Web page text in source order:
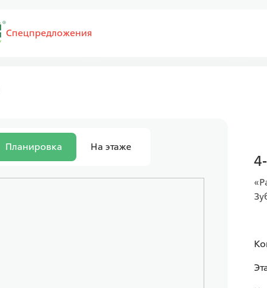
Спецпредложения
Планировка На этаже